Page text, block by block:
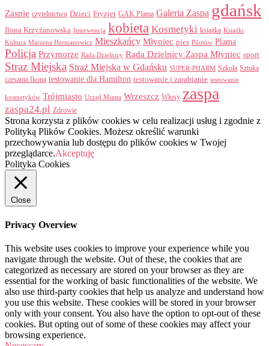
Zaspie czytelnictwo Dzieci Fryzjer GAK Plama Galeria Zaspa gdańsk
Ilona Krzyżanowska Interwencja kobieta Kosmetyki książka Książki
Kultura Marzena Hermanowicz Mieszkańcy Młyniec pies Pilotów Plama
Policja Przymorze Rada Dzielnicy Rada Dzielnicy Zaspa Młyniec sport
Straz Miejska Straż Miejska w Gdańsku SUPER-PHARM Szkoła Sztuka
czesania Ikona testowanie dla Hamilton testowanie i zarabianie testowanie
kosmetyków Trójmiasto Urząd Miasta Wrzeszcz Włosy zaspa
zaspa24.pl Zdrowie
Strona korzysta z plików cookies w celu realizacji usług i zgodnie z
Polityką Plików Cookies. Możesz określić warunki
przechowywania lub dostępu do plików cookies w Twojej
przeglądarce.Akceptuję
Polityka Cookies
Close
Privacy Overview
This website uses cookies to improve your experience while you
navigate through the website. Out of these, the cookies that are
categorized as necessary are stored on your browser as they are
essential for the working of basic functionalities of the website. We
also use third-party cookies that help us analyze and understand how
you use this website. These cookies will be stored in your browser
only with your consent. You also have the option to opt-out of these
cookies. But opting out of some of these cookies may affect your
browsing experience.